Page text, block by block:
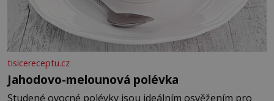
tisicereceptu.cz
Jahodovo-melounová polévka
Studené ovocné polévky jsou ideálním osvěžením pro